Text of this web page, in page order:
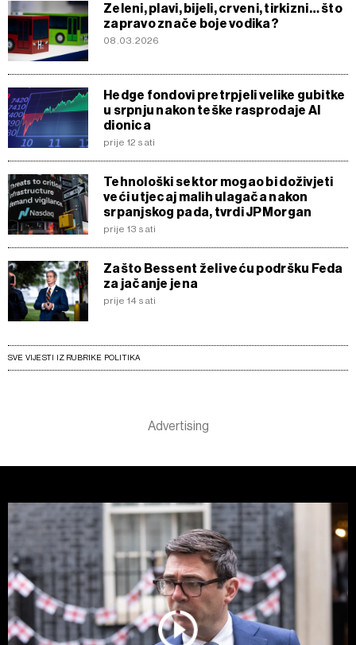
Zeleni, plavi, bijeli, crveni, tirkizni… što
zapravo znače boje vodika?
08.03.2026
Hedge fondovi pretrpjeli velike gubitke
u srpnju nakon teške rasprodaje AI
dionica
prije 12 sati
Tehnološki sektor mogao bi doživjeti
veći utjecaj malih ulagača nakon
srpanjskog pada, tvrdi JPMorgan
prije 13 sati
Zašto Bessent želi veću podršku Feda
za jačanje jena
prije 14 sati
SVE VIJESTI IZ RUBRIKE POLITIKA